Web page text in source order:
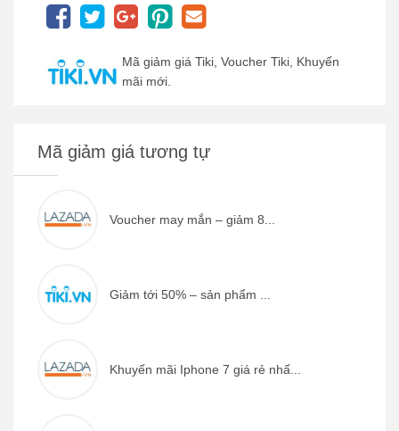
Mã giảm giá Tiki, Voucher Tiki, Khuyến
mãi mới.
Mã giảm giá tương tự
Voucher may mắn – giảm 8...
Giảm tới 50% – sản phẩm ...
Khuyến mãi Iphone 7 giá rẻ nhấ...